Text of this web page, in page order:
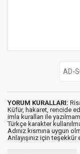
YORUM KURALLARI:
Küfür, hakaret, rencide
imla kuralları ile
Türkçe karakter
Adınız kısmına uygun
Anlayışınız için teşekkür